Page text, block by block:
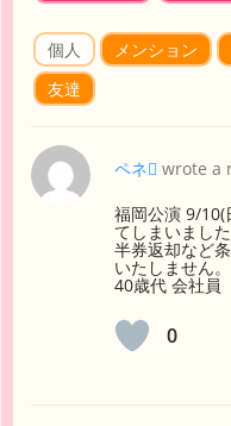
個人 メンション
友達
ペネ wrote a
福岡公演 9/10(
てしまいまし
半券返却など
いたしません
40歳代 会社員
0